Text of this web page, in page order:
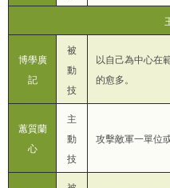
博學廣
記
被
動
技
以自己為中心在
的愈多。
蕙質蘭
心
主
動
技
攻擊敵軍一單位